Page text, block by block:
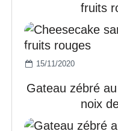
fruits
15/11/2020
Gateau zébré
noix